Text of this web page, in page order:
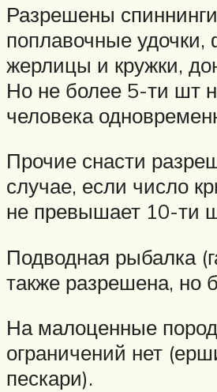
Разрешены
поплавочные
жерлицы и кружки,
Но не более 5-ти шт
человека
Прочие снасти
случае, если число
не превышает 10-ти
Подводная рыбалка
также разрешена, но
На малоценные
ограничений нет
пескари).